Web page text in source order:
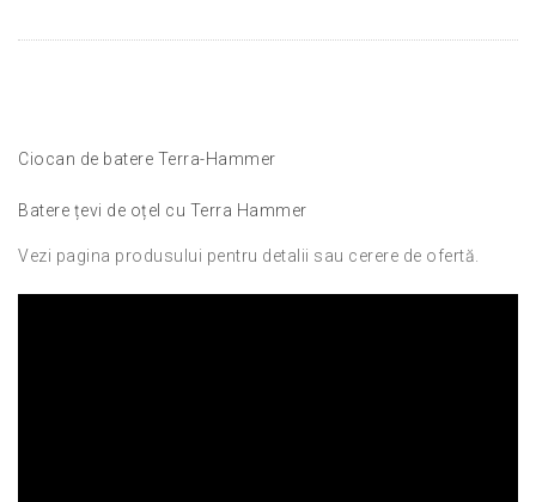
Ciocan de batere Terra-Hammer
Batere țevi de oțel cu Terra Hammer
Vezi pagina produsului pentru detalii sau cerere de ofertă.